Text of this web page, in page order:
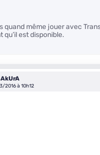
quand même jouer avec
qu’il est disponible.
2016 à 10h12